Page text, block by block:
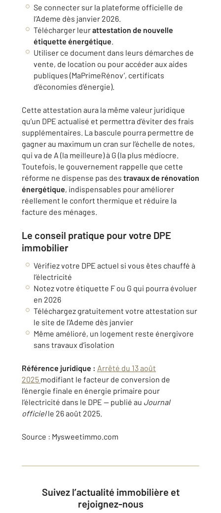
Se connecter sur la plateforme officielle de
l’Ademe dès janvier 2026.
Télécharger leurattestation de nouvelle
étiquette énergétique.
Utiliser ce document dans leurs démarches de
vente, de location ou pour accéder aux aides
publiques (MaPrimeRénov’, certificats
d’économies d’énergie).
Cette attestation aura la même valeur juridique
qu’un DPE actualisé et permettra d’éviter des frais
supplémentaires. La bascule pourra permettre de
gagner au maximum un cran sur l’échelle de notes,
qui va de A (la meilleure) à G (la plus médiocre.
Toutefois, le gouvernement rappelle que cette
réforme ne dispense pas des travaux de rénovation
énergétique, indispensables pour améliorer
réellement le confort thermique et réduire la
facture des ménages.
Le conseil pratique pour votre DPE
immobilier
Vérifiez votre DPE actuel si vous êtes chauffé à
l’électricité
Notez votre étiquette F ou G qui pourra évoluer
en 2026
Téléchargez gratuitement votre attestation sur
le site de l’Ademe dès janvier
Même amélioré, un logement reste énergivore
sans travaux d’isolation
Référence juridique : Arrêté du 13 août
2025 modifiant le facteur de conversion de
l’énergie finale en énergie primaire pour
l’électricité dans le DPE — publié au Journal
officielle 26 août 2025.
Source : Mysweetimmo.com
Suivez l’actualité immobilière et
rejoignez-nous